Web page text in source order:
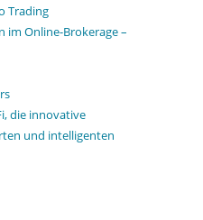
Trading
im Online-Brokerage –
die innovative
und intelligenten